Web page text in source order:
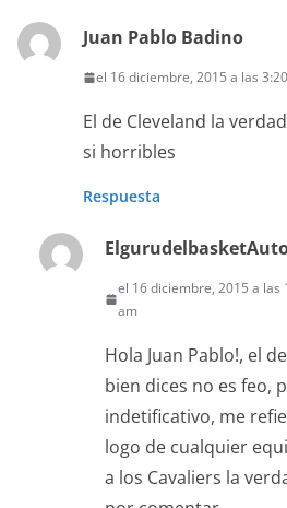
Juan Pablo Badino
el 16 diciembre, 2015 a las
El de Cleveland la
si horribles
Respuesta
Elgurudelbasket
el 16 diciembre, 2015 a las
am
Hola Juan Pablo!, el
bien dices no es feo,
indetificativo, me
logo de cualquier
a los Cavaliers la